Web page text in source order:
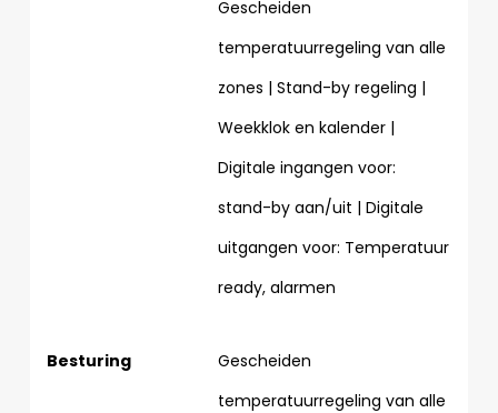
Gescheiden
temperatuurregeling van alle
zones | Stand-by regeling |
Weekklok en kalender |
Digitale ingangen voor:
stand-by aan/uit | Digitale
uitgangen voor: Temperatuur
ready, alarmen
Besturing
Gescheiden
temperatuurregeling van alle